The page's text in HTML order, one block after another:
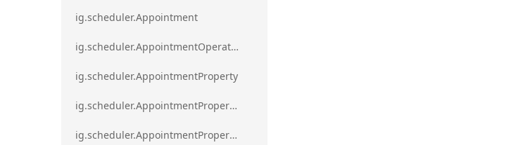
ig.scheduler.Appointment
ig.scheduler.AppointmentOperationResult
ig.scheduler.AppointmentProperty
ig.scheduler.AppointmentPropertyMapping
ig.scheduler.AppointmentPropertyMappingsCollection